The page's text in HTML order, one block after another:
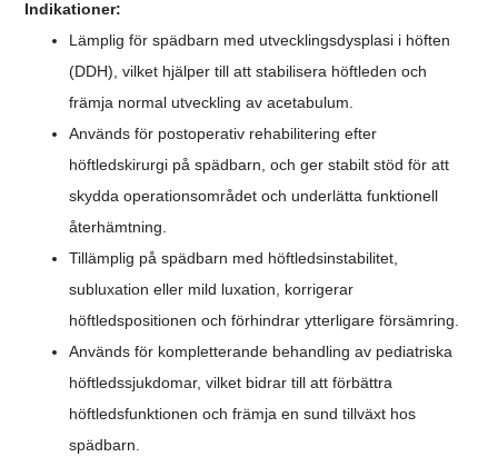
Indikationer:
Lämplig för spädbarn med utvecklingsdysplasi i höften
(DDH), vilket hjälper till att stabilisera höftleden och
främja normal utveckling av acetabulum.
Används för postoperativ rehabilitering efter
höftledskirurgi på spädbarn, och ger stabilt stöd för att
skydda operationsområdet och underlätta funktionell
återhämtning.
Tillämplig på spädbarn med höftledsinstabilitet,
subluxation eller mild luxation, korrigerar
höftledspositionen och förhindrar ytterligare försämring.
Används för kompletterande behandling av pediatriska
höftledssjukdomar, vilket bidrar till att förbättra
höftledsfunktionen och främja en sund tillväxt hos
spädbarn.